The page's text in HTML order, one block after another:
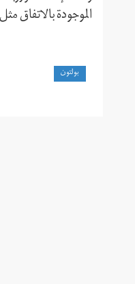
الموجودة بالاتفاق
بولتون